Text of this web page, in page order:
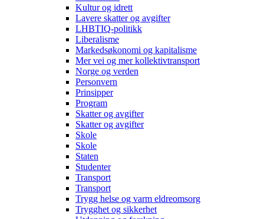
Kultur og idrett
Lavere skatter og avgifter
LHBTIQ-politikk
Liberalisme
Markedsøkonomi og kapitalisme
Mer vei og mer kollektivtransport
Norge og verden
Personvern
Prinsipper
Program
Skatter og avgifter
Skatter og avgifter
Skole
Skole
Staten
Studenter
Transport
Transport
Trygg helse og varm eldreomsorg
Trygghet og sikkerhet